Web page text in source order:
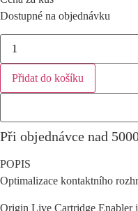
Dostupné na objednávku
Origin
Live
Cartridge
Enabler
množství
Přidat do košíku
Při objednávce nad
POPIS
Optimalizace kontaktního
Origin Live Cartridge Enabler